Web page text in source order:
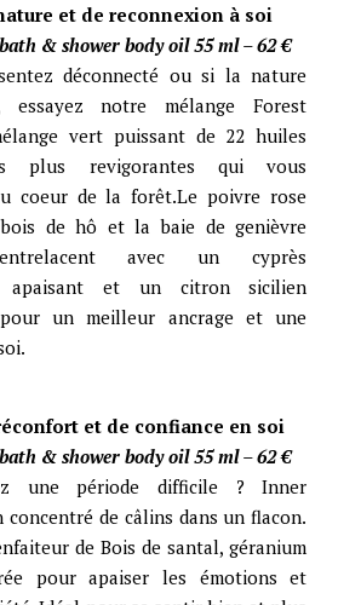
et de reconnexion à soi
& shower body oil 55 ml – 62€
déconnecté ou si la nature
essayez notre mélange Forest
vert puissant de 22 huiles
plus revigorantes qui vous
coeur de la forêt.Le poivre rose
de hô et la baie de genièvre
avec un cyprès
apaisant et un citron sicilien
un meilleur ancrage et une
et de confiance en soi
& shower body oil 55 ml – 62€
une période difficile ? Inner
concentré de câlins dans un flacon.
de Bois de santal, géranium
pour apaiser les émotions et